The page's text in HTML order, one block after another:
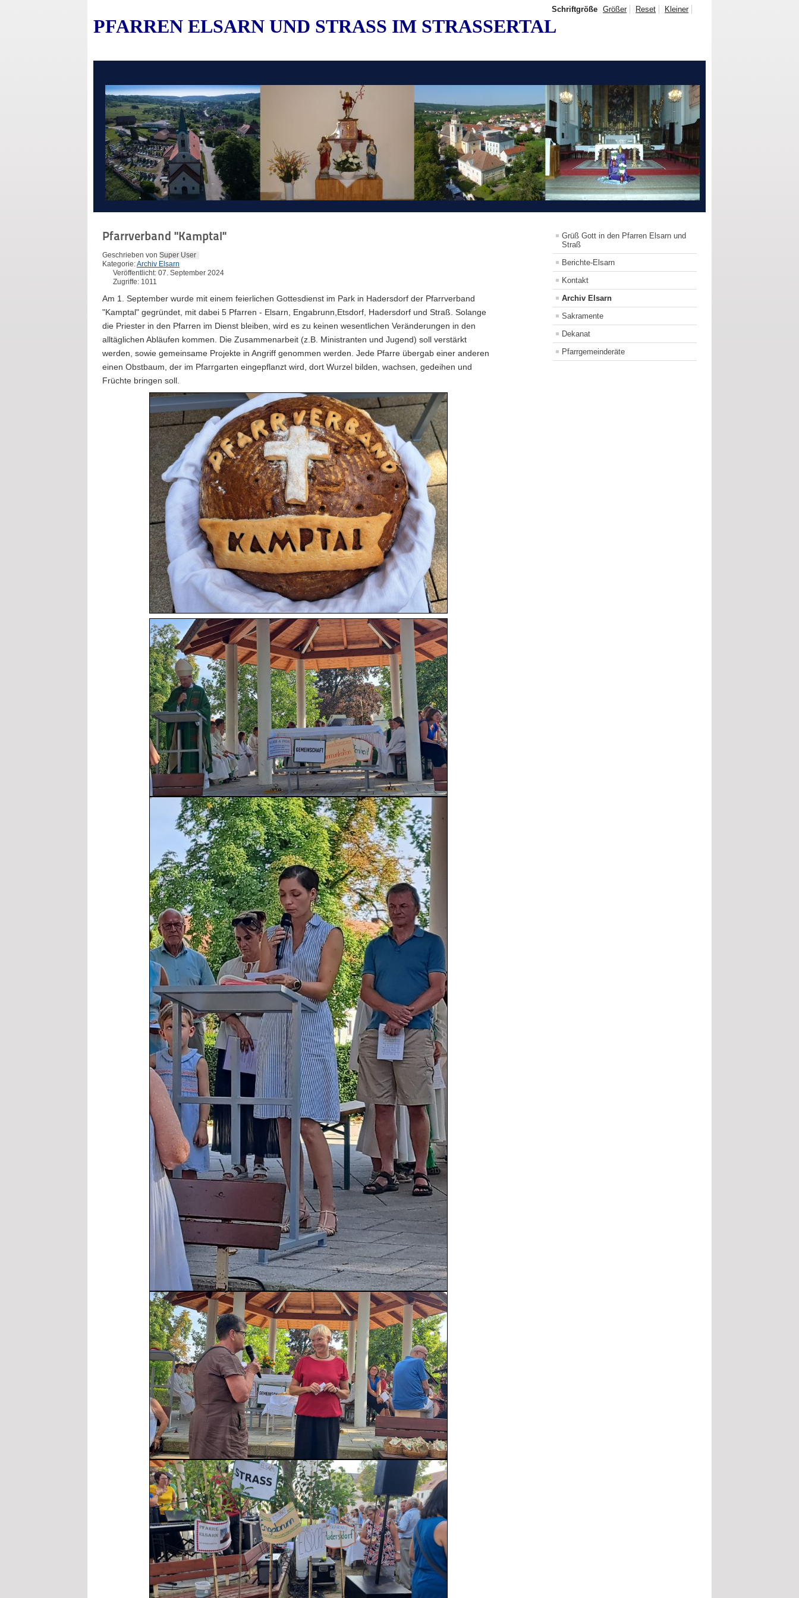
Schriftgröße Größer Reset Kleiner
PFARREN ELSARN UND STRASS IM STRASSERTAL
Pfarrverband "Kamptal"
Geschrieben von Super User
Kategorie:Archiv Elsarn
Veröffentlicht: 07. September 2024
Zugriffe: 1011
Am 1. September wurde mit einem feierlichen Gottesdienst im Park in Hadersdorf der Pfarrverband
"Kamptal" gegründet, mit dabei 5 Pfarren - Elsarn, Engabrunn,Etsdorf, Hadersdorf und Straß. Solange
die Priester in den Pfarren im Dienst bleiben, wird es zu keinen wesentlichen Veränderungen in den
alltäglichen Abläufen kommen. Die Zusammenarbeit (z.B. Ministranten und Jugend) soll verstärkt
werden, sowie gemeinsame Projekte in Angriff genommen werden. Jede Pfarre übergab einer anderen
einen Obstbaum, der im Pfarrgarten eingepflanzt wird, dort Wurzel bilden, wachsen, gedeihen und
Früchte bringen soll.
Grüß Gott in den Pfarren Elsarn und
Straß
Berichte-Elsarn
Kontakt
Archiv Elsarn
Sakramente
Dekanat
Pfarrgemeinderäte